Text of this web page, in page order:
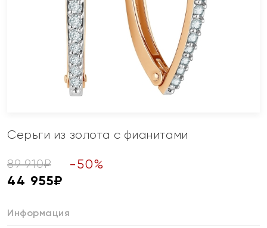
Серьги из золота с фианитами
89 910₽ -50%
44 955₽
Информация